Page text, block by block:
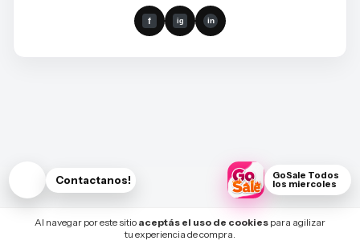
Al navegar por este sitio aceptás el uso de cookies para agilizar
tu experiencia de compra.
Contactanos! GoSale Todos
los miercoles